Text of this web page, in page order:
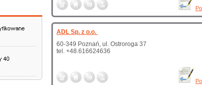
ADL Sp. z o.o.
60-349 Poznań, ul. Ostroroga 37
tel. +48.616624636